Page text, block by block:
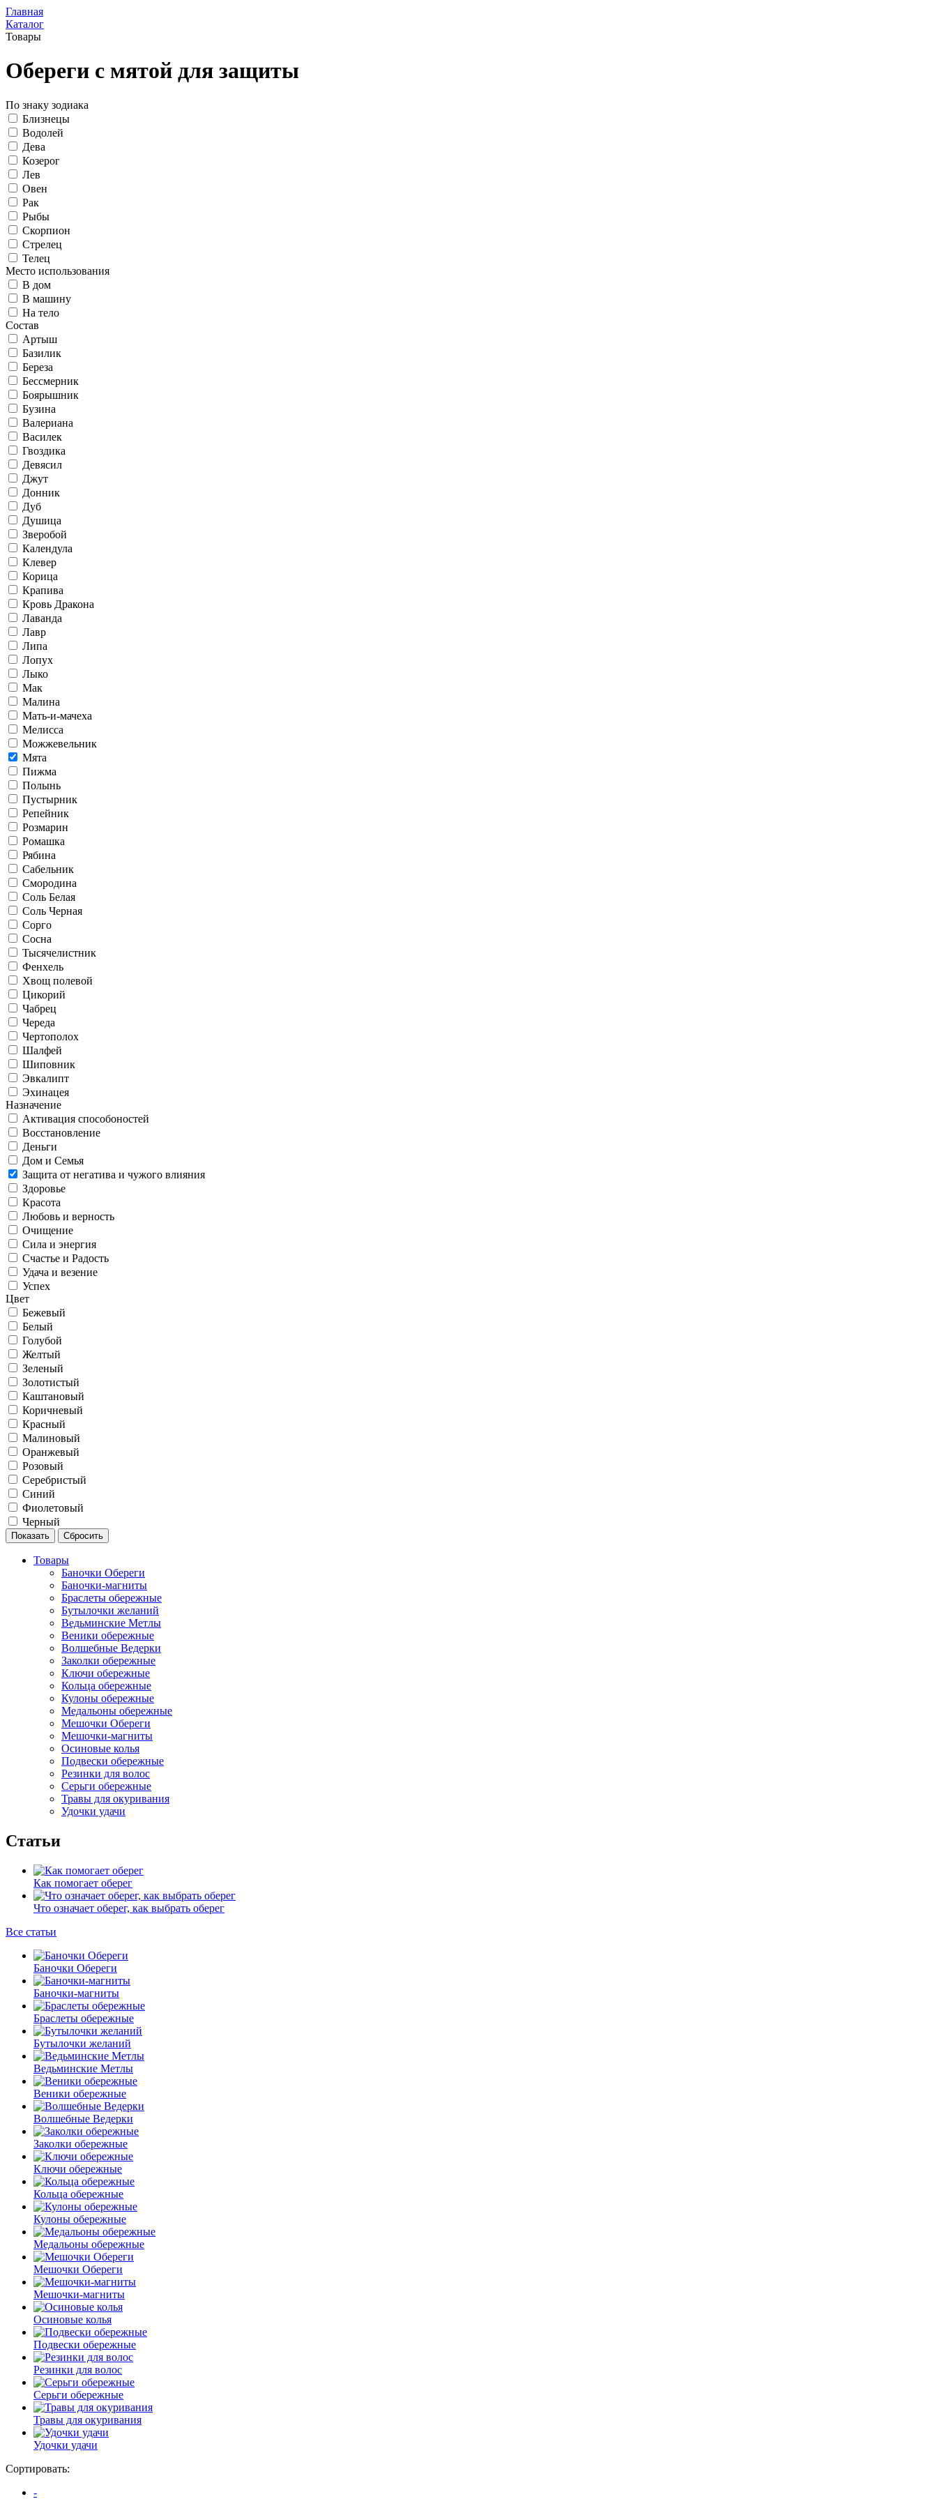
Главная
Каталог
Товары
Обереги с мятой для защиты
По знаку зодиака
Близнецы
Водолей
Дева
Козерог
Лев
Овен
Рак
Рыбы
Скорпион
Стрелец
Телец
Место использования
В дом
В машину
На тело
Состав
Артыш
Базилик
Береза
Бессмерник
Боярышник
Бузина
Валериана
Василек
Гвоздика
Девясил
Джут
Донник
Дуб
Душица
Зверобой
Календула
Клевер
Корица
Крапива
Кровь Дракона
Лаванда
Лавр
Липа
Лопух
Лыко
Мак
Малина
Мать-и-мачеха
Мелисса
Можжевельник
Мята
Пижма
Полынь
Пустырник
Репейник
Розмарин
Ромашка
Рябина
Сабельник
Смородина
Соль Белая
Соль Черная
Сорго
Сосна
Тысячелистник
Фенхель
Хвощ полевой
Цикорий
Чабрец
Череда
Чертополох
Шалфей
Шиповник
Эвкалипт
Эхинацея
Назначение
Активация способоностей
Восстановление
Деньги
Дом и Семья
Защита от негатива и чужого влияния
Здоровье
Красота
Любовь и верность
Очищение
Сила и энергия
Счастье и Радость
Удача и везение
Успех
Цвет
Бежевый
Белый
Голубой
Желтый
Зеленый
Золотистый
Каштановый
Коричневый
Красный
Малиновый
Оранжевый
Розовый
Серебристый
Синий
Фиолетовый
Черный
Товары
Баночки Обереги
Баночки-магниты
Браслеты обережные
Бутылочки желаний
Ведьминские Метлы
Веники обережные
Волшебные Ведерки
Заколки обережные
Ключи обережные
Кольца обережные
Кулоны обережные
Медальоны обережные
Мешочки Обереги
Мешочки-магниты
Осиновые колья
Подвески обережные
Резинки для волос
Серьги обережные
Травы для окуривания
Удочки удачи
Статьи
Как помогает оберег
Что означает оберег, как выбрать оберег
Все статьи
Баночки Обереги
Баночки-магниты
Браслеты обережные
Бутылочки желаний
Ведьминские Метлы
Веники обережные
Волшебные Ведерки
Заколки обережные
Ключи обережные
Кольца обережные
Кулоны обережные
Медальоны обережные
Мешочки Обереги
Мешочки-магниты
Осиновые колья
Подвески обережные
Резинки для волос
Серьги обережные
Травы для окуривания
Удочки удачи
Сортировать:
-